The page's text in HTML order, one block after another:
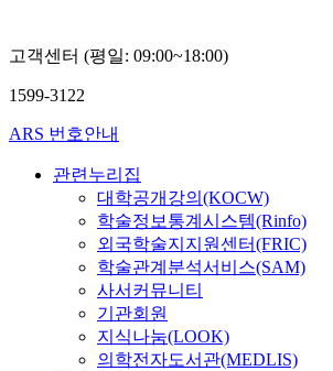
고객센터 (평일: 09:00~18:00)
1599-3122
ARS 번호안내
관련누리집
대학공개강의(KOCW)
학술정보통계시스템(Rinfo)
외국학술지지원센터(FRIC)
학술관계분석서비스(SAM)
사서커뮤니티
기관회원
지식나눔(LOOK)
의학전자도서관(MEDLIS)